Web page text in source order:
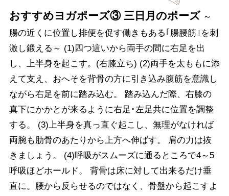
おすすめヨガポーズ③ 三日月のポーズ ～
腸の近くに位置し排便を促す働きもある｢腸腰筋｣を刺
激し鍛える～ (1)四つ這いから両手の間に右足を出
し、上半身を起こす。(右膝立ち) (2)両手を太ももに添
えて支え、おへそを背骨の方に引き込み腹筋を意識し
ながら右足を前に踏み込む。 踏み込んだ際、右膝の
真下にかかとが来るように右足･左足共に位置を調整
する。 (3)上半身を真っ直ぐ起こし、無理がなければ
両腕も肋骨のあたりから上方へ伸ばす。 肩の力は抜
きましょう。 (4)呼吸がスムーズに通るところで4～5
呼吸ほどホールド。 背骨は床に対して出来るだけ垂
直に。腰から反らせるのではなく、骨盤から起こすよ